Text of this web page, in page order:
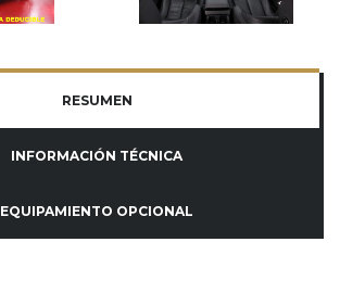
RESUMEN
INFORMACIÓN TÉCNICA
EQUIPAMIENTO OPCIONAL